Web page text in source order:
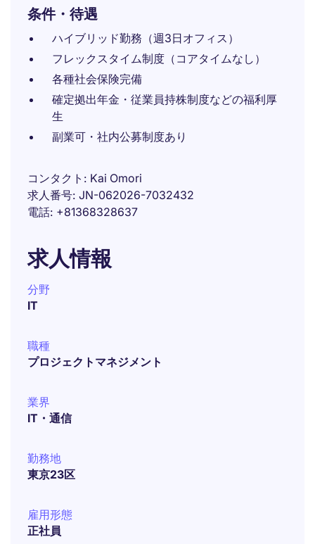
条件・待遇
ハイブリッド勤務（週3日オフィス）
フレックスタイム制度（コアタイムなし）
各種社会保険完備
確定拠出年金・従業員持株制度などの福利厚
生
副業可・社内公募制度あり
コンタクト
Kai Omori
求人番号 JN-062026-7032432
電話 +81368328637
求人情報
分野
IT
職種
プロジェクトマネジメント
業界
IT・通信
勤務地
東京23区
雇用形態
正社員